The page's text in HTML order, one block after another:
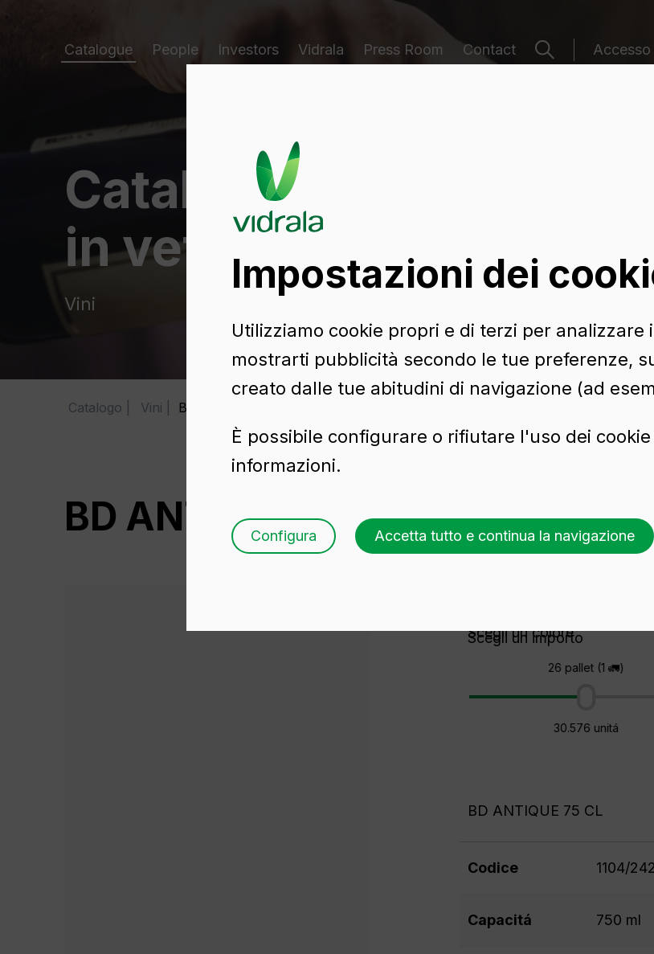
Catalogue People Investors Vidrala Press Room Contact Accesso
Catalogo di contenitori
in vetro
Vini
Catalogo Vini BD ANTIQUE 75 CL
BD ANTIQUE 75 CL
Scegli un importo
26 pallet (1 🚛)
30.576 unitá
Scegli un colore
BD ANTIQUE 75 CL
Codice 1104/242
Capacitá 750 ml
Impostazioni dei
Utilizziamo cookie propri e di terzi per analizzare
mostrarti pubblicità secondo le tue preferenze,
creato dalle tue abitudini di navigazione (ad
È possibile configurare o rifiutare l'uso dei
informazioni.
Configura Accetta tutto e continua la navigazione